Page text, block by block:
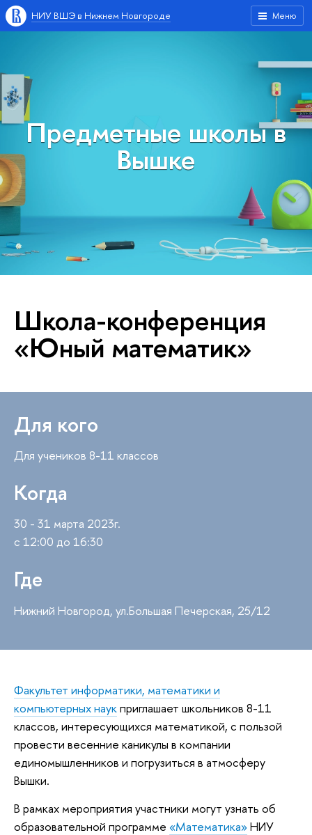
Меню
НИУ ВШЭ в Нижнем Новгороде
Предметные школы
ышке
Школа-конференция
«Юный математик»
Для кого
Для учеников 8-11 классо
Когда
30 - 31 марта 2023г.
с 12:00 до 16:30
Где
Нижний Новгород, ул.Большая Печерская, 25/12
Факультет информатики, математики и
компьютерных наукприглашает школьников 8-11
классов, интересующихся математикой, с пользой
провести весенние каникулы в компании
единомышленников и погрузиться в атмосферу
ышки.
рамках мероприятия участники могут узнать о
образовательной программе «Математика»НИУ